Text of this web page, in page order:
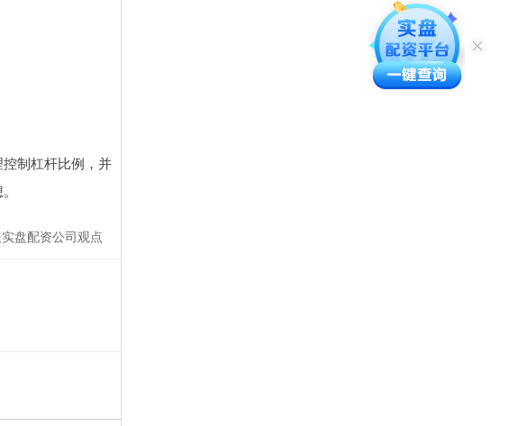
制杠杆比例，并
盘配资公司观点